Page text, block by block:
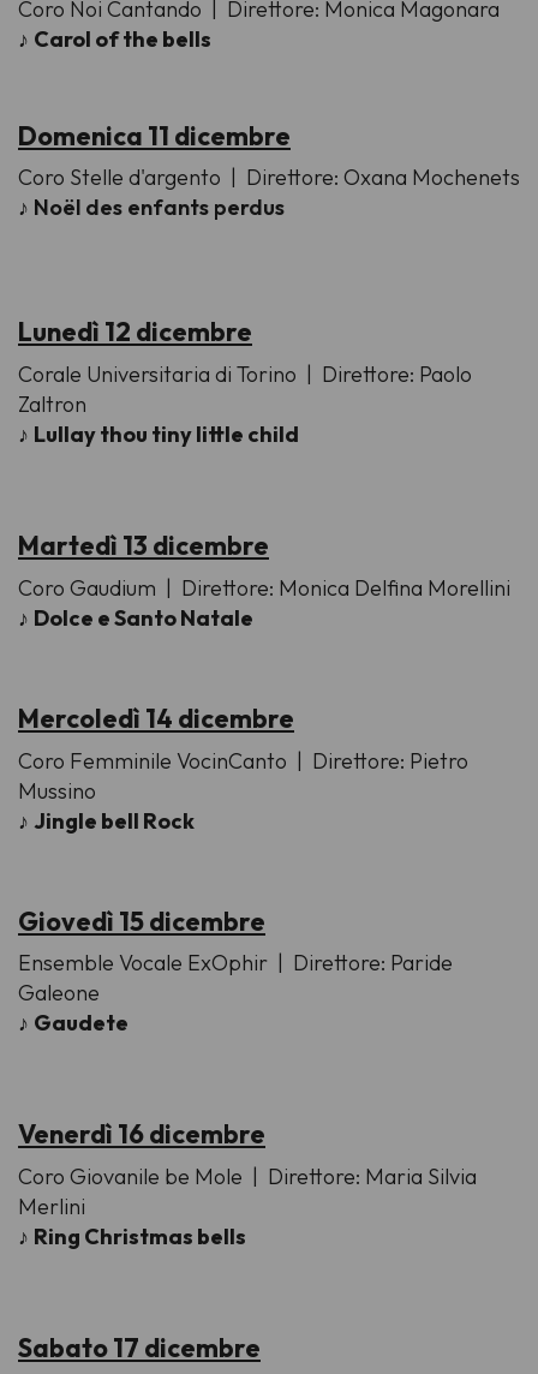
Coro Noi Cantando
| Direttore: Monica Magonara
♪ Carol of the bells
Domenica 11 dicembre
Coro Stelle d'argento | Direttore: Oxana Mochenets
♪ Noël des enfants perdus
Lunedì 12 dicembre
Corale Universitaria di Torino | Direttore: Paolo
Zaltron
♪ Lullay thou tiny little child
Martedì 13 dicembre
Coro Gaudium | Direttore: Monica Delfina Morellini
♪ Dolce e Santo Natale
Mercoledì 14 dicembre
Coro Femminile VocinCanto | Direttore: Pietro
Mussino
♪ Jingle bell Rock
Giovedì 15 dicembre
Ensemble Vocale ExOphir | Direttore: Paride
Galeone
♪ Gaudete
Venerdì 16 dicembre
Coro Giovanile be Mole | Direttore: Maria Silvia
Merlini
♪ Ring Christmas bells
Sabato 17 dicembre